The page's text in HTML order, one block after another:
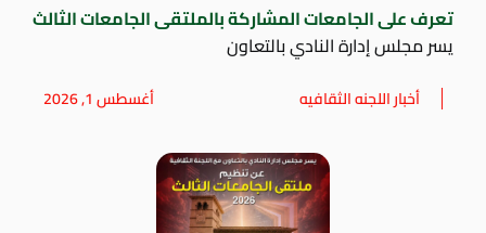
تعرف على الجامعات المشاركة بالملتقى الجامعات الثالث
يسر مجلس إدارة النادي بالتعاون
أخبار اللجنه الثقافيه أغسطس 1, 2026